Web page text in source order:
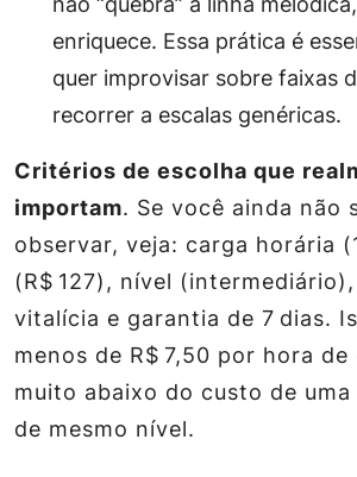
enriquece. Essa prática é
quer improvisar sobre faixas
recorrer a escalas genéricas.
Critérios de escolha que
importam. Se você ainda não
observar, veja: carga horária
(R$ 127), nível
vitalícia e garantia de 7 dias.
menos de R$ 7,50 por hora
muito abaixo do custo de
de mesmo nível.